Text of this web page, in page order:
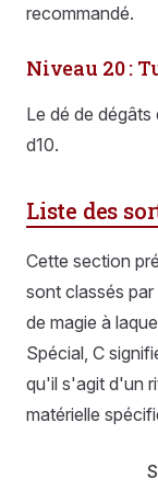
recommandé.
Niveau 20 :
Le dé de dégâts
d10.
Liste des
Cette section
sont classés
de magie à
Spécial, C
qu'il s'agit d'un
matérielle